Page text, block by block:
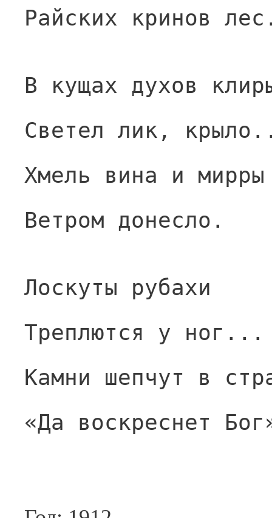
Райских кринов
В кущах духов
Светел лик,
Хмель вина и мирры
Ветром донесло.
Лоскуты рубахи
Треплются у ног...
Камни шепчут в
«Да воскреснет